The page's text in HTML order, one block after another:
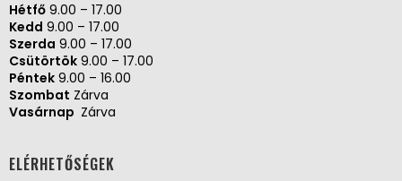
Hétfő 9.00 – 17.00
Kedd 9.00 – 17.00
Szerda 9.00 – 17.00
Csütörtök 9.00 – 17.00
Péntek 9.00 – 16.00
Szombat Zárva
Vasárnap Zárva
ELÉRHETŐSÉGEK